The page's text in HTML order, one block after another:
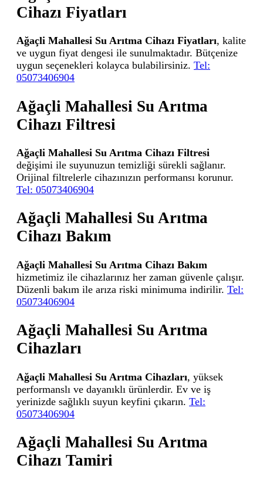
Cihazı Fiyatları
Ağaçli Mahallesi Su Arıtma Cihazı Fiyatları, kalite
ve uygun fiyat dengesi ile sunulmaktadır. Bütçenize
uygun seçenekleri kolayca bulabilirsiniz. Tel:
05073406904
Ağaçli Mahallesi Su Arıtma
Cihazı Filtresi
Ağaçli Mahallesi Su Arıtma Cihazı Filtresi
değişimi ile suyunuzun temizliği sürekli sağlanır.
Orijinal filtrelerle cihazınızın performansı korunur.
Tel: 05073406904
Ağaçli Mahallesi Su Arıtma
Cihazı Bakım
Ağaçli Mahallesi Su Arıtma Cihazı Bakım
hizmetimiz ile cihazlarınız her zaman güvenle çalışır.
Düzenli bakım ile arıza riski minimuma indirilir. Tel:
05073406904
Ağaçli Mahallesi Su Arıtma
Cihazları
Ağaçli Mahallesi Su Arıtma Cihazları, yüksek
performanslı ve dayanıklı ürünlerdir. Ev ve iş
yerinizde sağlıklı suyun keyfini çıkarın. Tel:
05073406904
Ağaçli Mahallesi Su Arıtma
Cihazı Tamiri